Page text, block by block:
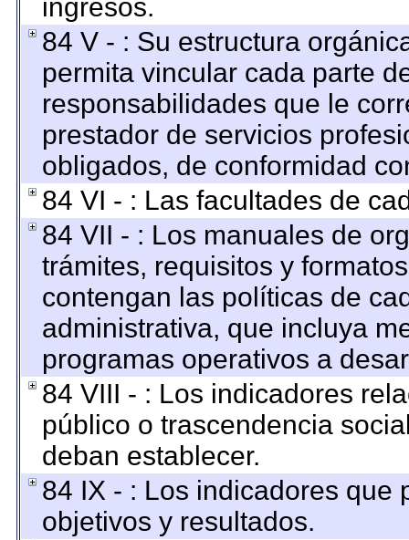
ingresos.
84 V - : Su estructura
permita vincular cada parte
responsabilidades que le
prestador de servicios
obligados, de conformidad
84 VI - : Las facultades de
84 VII - : Los manuales de
trámites, requisitos y
contengan las políticas de
administrativa, que incluya
programas operativos a
84 VIII - : Los indicadores
público o trascendencia
deban establecer.
84 IX - : Los indicadores que
objetivos y resultados.